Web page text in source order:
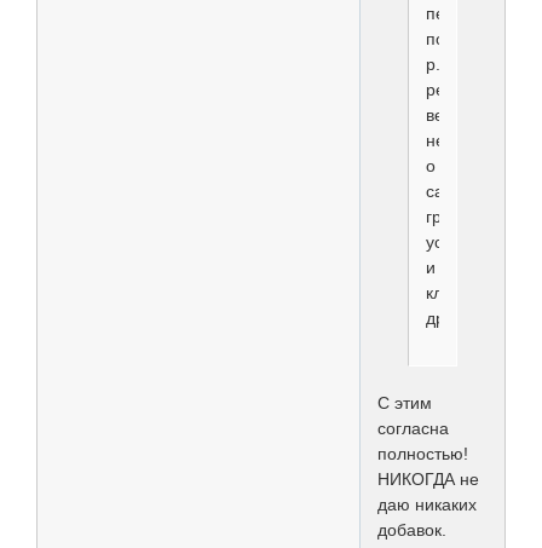
печень
посадить?
p.s.
речь
веду
не
о
салонном
условия
и
клиенты
другие..
С этим
согласна
полностью!
НИКОГДА не
даю никаких
добавок.